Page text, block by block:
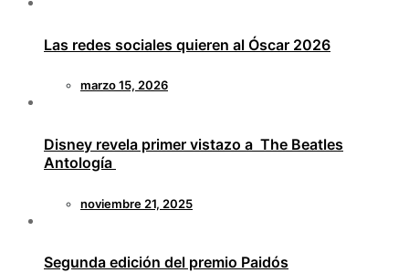
Las redes sociales quieren al Óscar 2026
marzo 15, 2026
Disney revela primer vistazo a The Beatles
Antología
noviembre 21, 2025
Segunda edición del premio Paidós